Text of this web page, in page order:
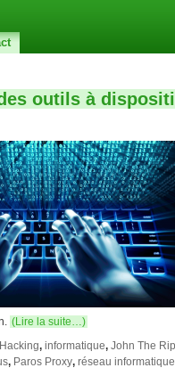
outils à
(Lire la suite…)
Hacking, informatique, John The
, Paros Proxy, réseau informatique